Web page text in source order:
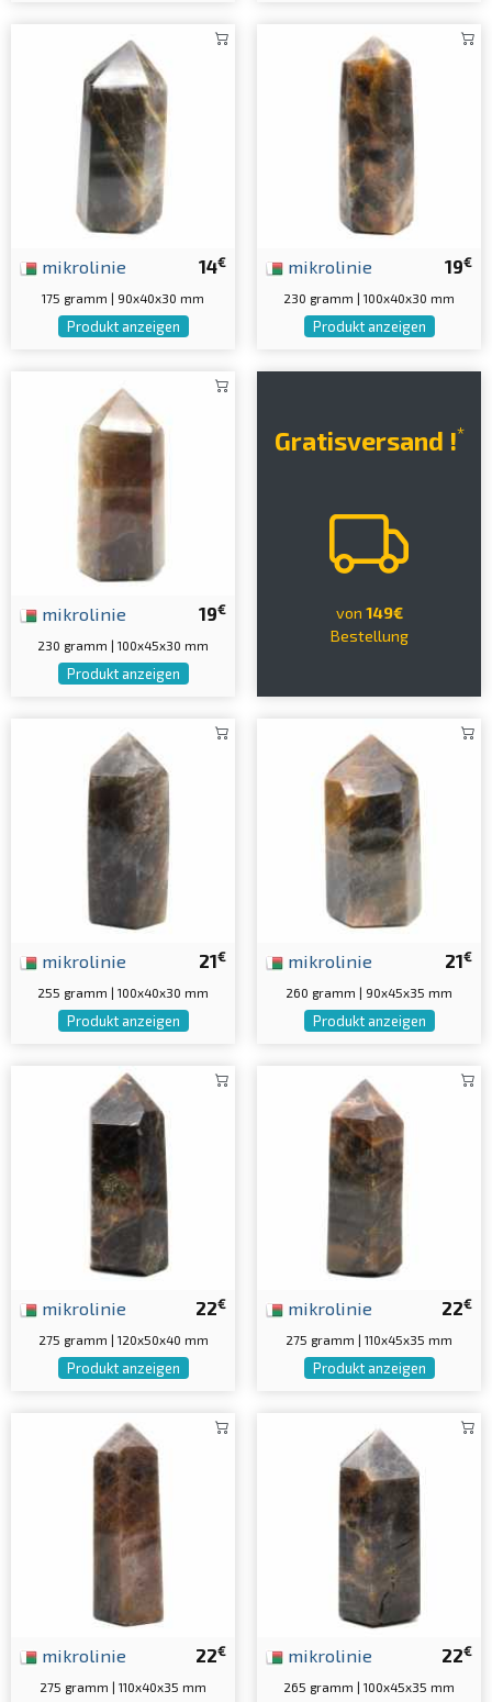
14€
mikrolinie
175 gramm | 90x40x30 mm
Produkt anzeigen
19€
mikrolinie
230 gramm | 100x40x30 mm
Produkt anzeigen
19€
mikrolinie
230 gramm | 100x45x30 mm
Produkt anzeigen
Gratisversand !*
von 149€
Bestellung
21€
mikrolinie
255 gramm | 100x40x30 mm
Produkt anzeigen
21€
mikrolinie
260 gramm | 90x45x35 mm
Produkt anzeigen
22€
mikrolinie
275 gramm | 120x50x40 mm
Produkt anzeigen
22€
mikrolinie
275 gramm | 110x45x35 mm
Produkt anzeigen
22€
mikrolinie
275 gramm | 110x40x35 mm
22€
mikrolinie
265 gramm | 100x45x35 mm